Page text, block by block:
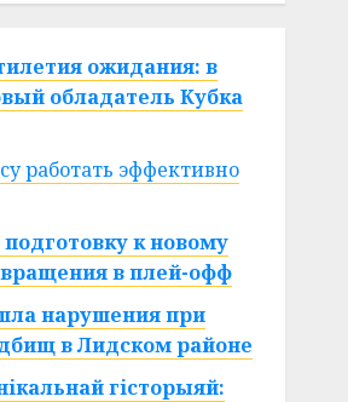
ожидания: в
обладатель Кубка
работать эффективно
к новому
в плей-офф
нарушения при
в Лидском районе
гісторыяй: